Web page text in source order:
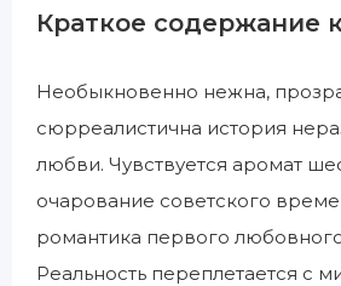
Краткое содержание
Необыкновенно нежна,
сюрреалистична история
любви. Чувствуется аромат
очарование советского
романтика первого
Реальность переплетается с